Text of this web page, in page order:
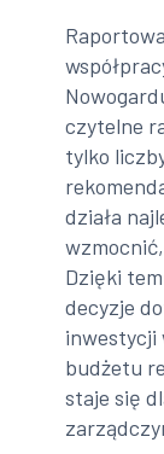
czytelne
tylko
działa
Dzięki
decyzje
inwestycji
budżetu
staje się